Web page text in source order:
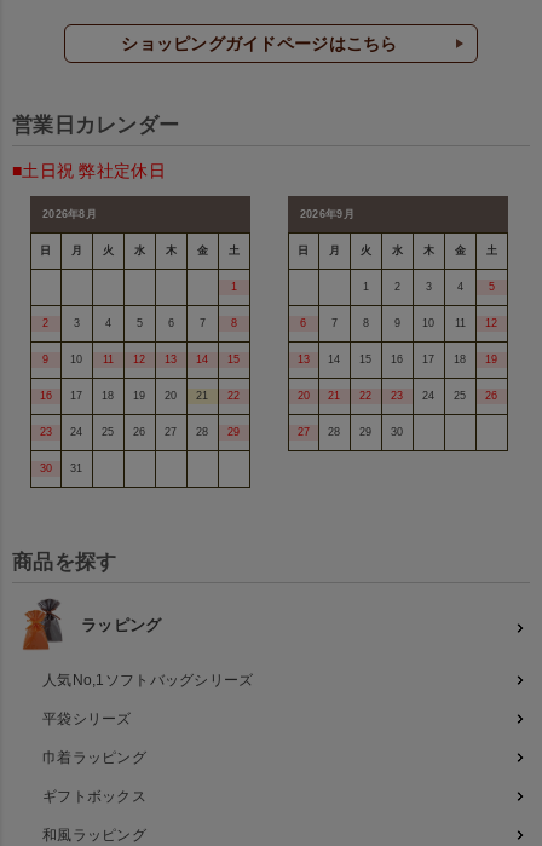
ショッピングガイドページはこちら
営業日カレンダー
■土日祝 弊社定休日
2026年8月
日 月 火 水 木 金 土
1
2 3 4 5 6 7 8
9 10 11 12 13 14 15
16 17 18 19 20 21 22
23 24 25 26 27 28 29
30 31
2026年9月
日 月 火 水 木 金 土
1 2 3 4 5
6 7 8 9 10 11 12
13 14 15 16 17 18 19
20 21 22 23 24 25 26
27 28 29 30
商品を探す
ラッピング
人気No,1ソフトバッグシリーズ
平袋シリーズ
巾着ラッピング
ギフトボックス
和風ラッピング